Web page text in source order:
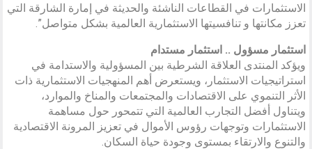
الاستثمارات في القطاعات الناشئة والحديثة في إمارة الشارقة التي
تعزز مكانتها و تنافسيتها الاستثمارية العالمية بشكل متواصل”.
استثمار مسؤول .. استثمار مستدام
ويؤكد المنتدى العلاقة الشرطية بين المسؤولية والاستدامة في
استراتيجيات الاستثمار، ويستعرض أهم المنهجيات الاستثمارية ذات
الأثر التنموي على الاقتصادات والمجتمعات والمناخ والموارد،
ويتناول أفضل التجارب العالمية التي تتمحور حول مساهمة
الاستثمارات وتوجهات رؤوس الأموال في تعزيز المرونة الاقتصادية
والتنوع والارتقاء بمستوى وجودة حياة السكان.